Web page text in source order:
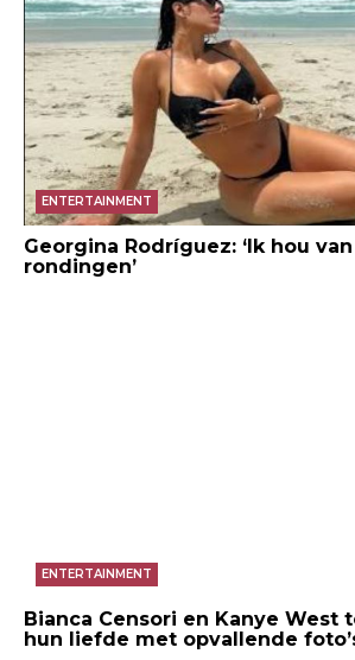
ENTERTAINMENT
Georgina Rodríguez: ‘Ik hou
rondingen’
ENTERTAINMENT
Bianca Censori en Kanye West
hun liefde met opvallende